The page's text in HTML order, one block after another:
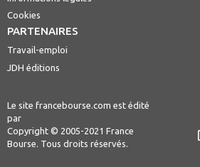
Cookies
PARTENAIRES
Travail-emploi
JDH éditions
Le site francebourse.com est édité
par
Copyright © 2005-2021 France
Bourse. Tous droits réservés.